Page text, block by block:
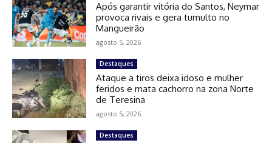
Após garantir vitória do Santos, Neymar
provoca rivais e gera tumulto no
Mangueirão
agosto 5, 2026
Destaques
Ataque a tiros deixa idoso e mulher
feridos e mata cachorro na zona Norte
de Teresina
agosto 5, 2026
Destaques